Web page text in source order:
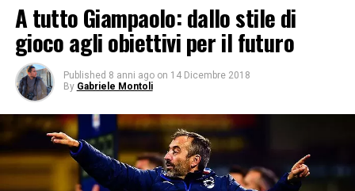
A tutto Giampaolo: dallo stile di
gioco agli obiettivi per il futuro
Published 8 anni ago on 14 Dicembre 2018
By Gabriele Montoli